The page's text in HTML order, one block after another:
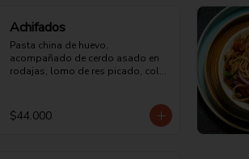
Achifados
Pasta china de huevo,
acompañado de cerdo asado en
rodajas, lomo de res picado, cola
morada ,zucchini, pimentón, col
china, salsa de ostras y soya.
$44.000